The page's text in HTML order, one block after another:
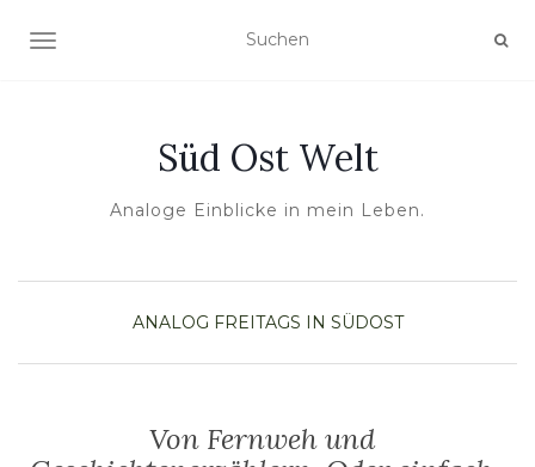
NAVIGATION UMSCHALTEN
Süd Ost Welt
Analoge Einblicke in mein Leben.
ANALOG FREITAGS IN SÜDOST
Von Fernweh und